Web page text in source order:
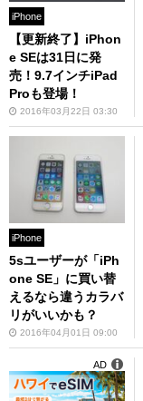
iPhone
【更新終了】iPhon
e SEは31日に発
売！9.7インチiPad
Proも登場！
2016年03月22日 03:30
iPhone
5sユーザーが「iPh
one SE」に買い替
えるなら違うカラバ
リがいいかも？
2016年04月01日 09:00
AD